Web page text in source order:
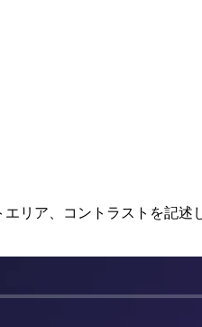
リア、コントラストを記